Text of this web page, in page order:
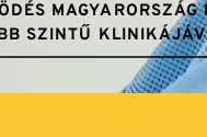
MAGYARORSZÁG
SZINTŰ